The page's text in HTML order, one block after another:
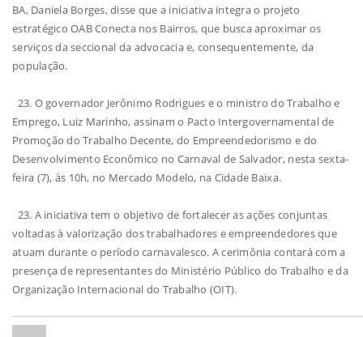
BA, Daniela Borges, disse que a iniciativa integra o projeto
estratégico OAB Conecta nos Bairros, que busca aproximar os
serviços da seccional da advocacia e, consequentemente, da
população.
23. O governador Jerônimo Rodrigues e o ministro do Trabalho e
Emprego, Luiz Marinho, assinam o Pacto Intergovernamental de
Promoção do Trabalho Decente, do Empreendedorismo e do
Desenvolvimento Econômico no Carnaval de Salvador, nesta sexta-
feira (7), às 10h, no Mercado Modelo, na Cidade Baixa.
23. A iniciativa tem o objetivo de fortalecer as ações conjuntas
voltadas à valorização dos trabalhadores e empreendedores que
atuam durante o período carnavalesco. A cerimônia contará com a
presença de representantes do Ministério Público do Trabalho e da
Organização Internacional do Trabalho (OIT).